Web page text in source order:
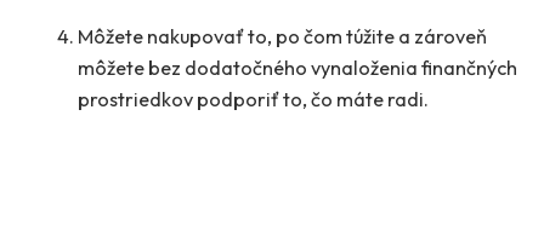
Môžete nakupovať to, po čom túžite a zároveň
môžete bez dodatočného vynaloženia finančných
prostriedkov podporiť to, čo máte radi.